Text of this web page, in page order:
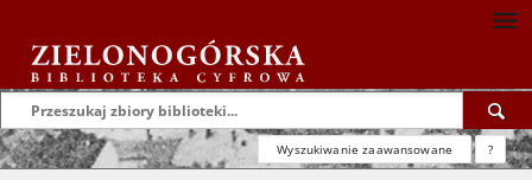
Wyszukiwanie zaawansowane ?